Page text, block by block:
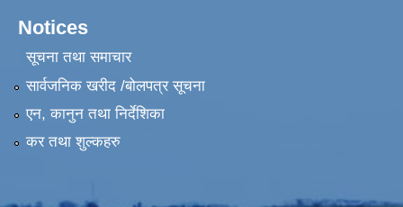
Notices
सूचना तथा समाचार
सार्वजनिक खरीद /बोलपत्र सूचना
एन, कानुन तथा निर्देशिका
कर तथा शुल्कहरु